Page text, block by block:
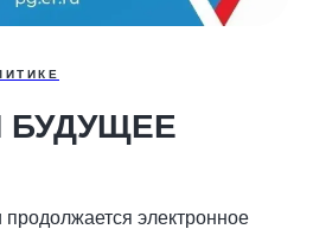
продолжается электронное